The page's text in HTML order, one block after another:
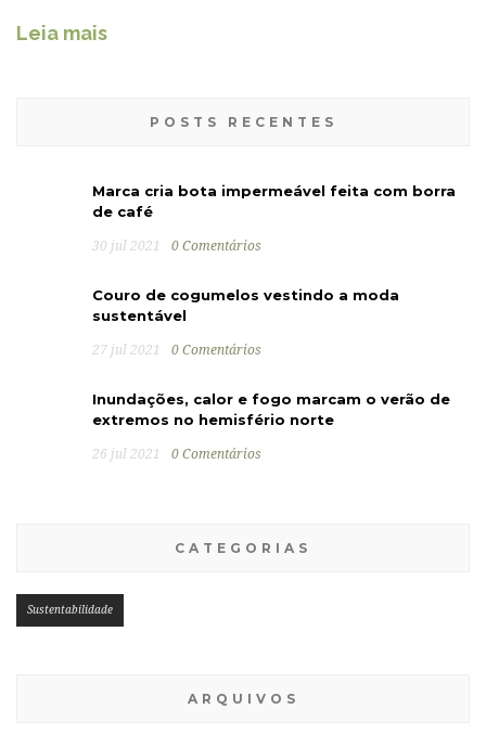
Leia mais
POSTS RECENTES
Marca cria bota impermeável feita com borra
de café
30 jul 2021 0 Comentários
Couro de cogumelos vestindo a moda
sustentável
27 jul 2021 0 Comentários
Inundações, calor e fogo marcam o verão de
extremos no hemisfério norte
26 jul 2021 0 Comentários
CATEGORIAS
Sustentabilidade
ARQUIVOS